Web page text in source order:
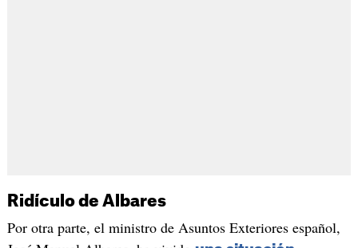
Ridículo de Albares
Por otra parte, el ministro de Asuntos Exteriores español,